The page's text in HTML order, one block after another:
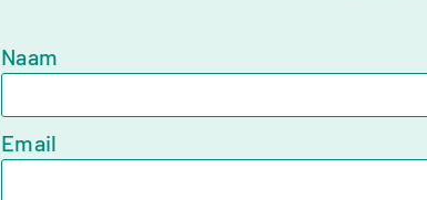
Naam
Email